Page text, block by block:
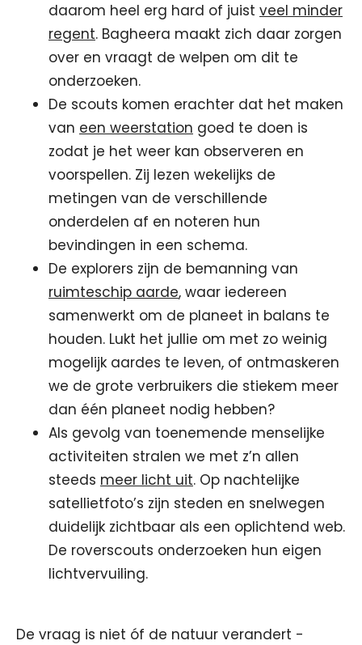
daarom heel erg hard of juist veel minder
regent. Bagheera maakt zich daar zorgen
over en vraagt de welpen om dit te
onderzoeken.
De scouts komen erachter dat het maken
van een weerstation goed te doen is
zodat je het weer kan observeren en
voorspellen. Zij lezen wekelijks de
metingen van de verschillende
onderdelen af en noteren hun
bevindingen in een schema.
De explorers zijn de bemanning van
ruimteschip aarde, waar iedereen
samenwerkt om de planeet in balans te
houden. Lukt het jullie om met zo weinig
mogelijk aardes te leven, of ontmaskeren
we de grote verbruikers die stiekem meer
dan één planeet nodig hebben?
Als gevolg van toenemende menselijke
activiteiten stralen we met z’n allen
steeds meer licht uit. Op nachtelijke
satellietfoto’s zijn steden en snelwegen
duidelijk zichtbaar als een oplichtend web.
De roverscouts onderzoeken hun eigen
lichtvervuiling.
De vraag is niet óf de natuur verandert -